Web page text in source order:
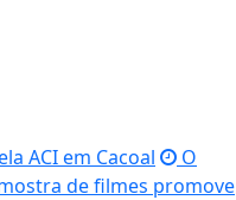
ACI em Cacoal
O
de filmes promove